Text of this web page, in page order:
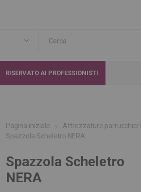
RISERVATO AI PROFESSIONISTI
Pagina iniziale Attrezzature parrucchieri
Spazzola Scheletro NERA
Spazzola Scheletro
NERA